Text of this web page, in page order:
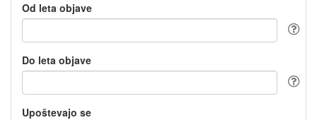
Od leta objave
Do leta objave
Upoštevajo se